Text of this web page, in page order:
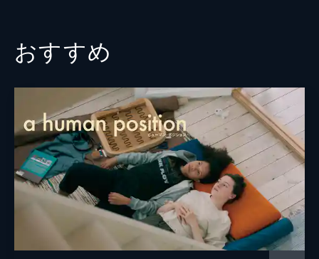
製作
ファリッド・ラオアッサ
マヌエル・マンツ
おすすめ